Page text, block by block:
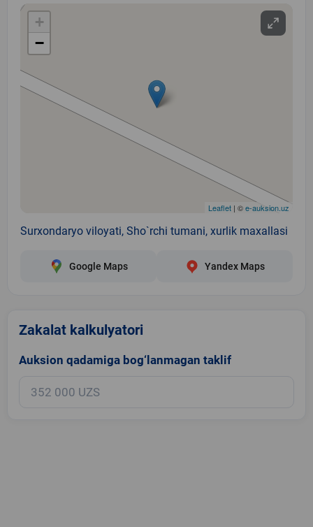
+
−
Leaflet | ©e-auksion.uz
Surxondaryo viloyati, Sho`rchi tumani, xurlik maxallasi
Google Maps Yandex Maps
Zakalat kalkulyatori
Auksion qadamiga bog‘lanmagan taklif